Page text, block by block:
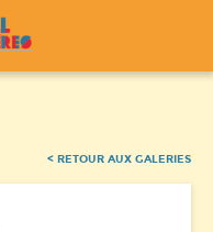
< RETOUR AUX GALERIES